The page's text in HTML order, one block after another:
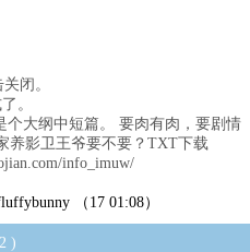
闭。
。
大纲中短篇。 要肉有肉，要剧情
养影卫王爷要不要？TXT下载
info_imuw/
（17 01:08）
)